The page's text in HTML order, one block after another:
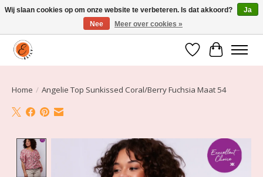
Elily is er om jou te laten stralen! Mode vanaf maat 34 t/m 54
Verlanglijst
Home / Angelie Top Sunkissed Coral/Berry Fuchsia Maat 54
Product image slideshow Items
Wij slaan cookies op om onze website te verbeteren. Is dat akkoord?
Ja
Nee
Meer over cookies »